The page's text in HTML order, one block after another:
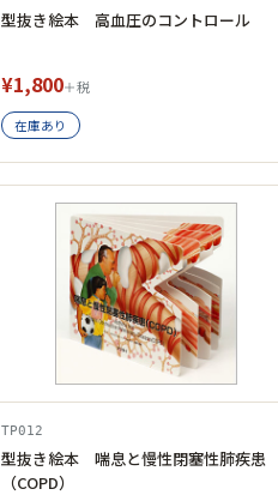
型抜き絵本 高血圧のコントロール
¥1,800＋税
在庫あり
TP012
型抜き絵本 喘息と慢性閉塞性肺疾患
（COPD）